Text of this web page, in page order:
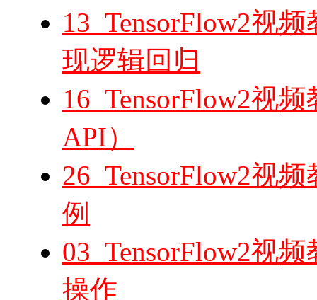
13_TensorFlow2视
现逻辑回归
16_TensorFlow2视
API）
26_TensorFlow2视
例
03_TensorFlow2视
操作